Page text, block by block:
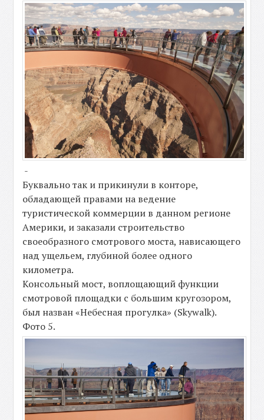
-
Буквально так и прикинули в конторе,
обладающей правами на ведение
туристической коммерции в данном регионе
Америки, и заказали строительство
своеобразного смотрового моста, нависающего
над ущельем, глубиной более одного
километра.
Консольный мост, воплощающий функции
смотровой площадки с большим кругозором,
был назван «Небесная прогулка» (Skywalk).
Фото 5.